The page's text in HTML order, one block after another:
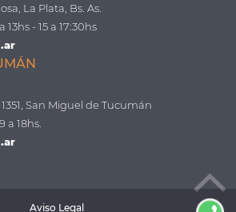
La Plata, Bs. As.
- 15 a 17:30hs
San Miguel de Tucumán
a 18hs.
Aviso Legal